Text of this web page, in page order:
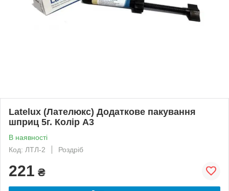
Latelux (Лателюкс) Додаткове пакування
шприц 5г. Колір А3
В наявності
Код: ЛТЛ-2
Роздріб
221 ₴